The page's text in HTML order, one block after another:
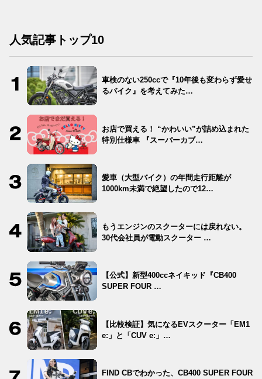
人気記事トップ10
車検のない250ccで『10年後も変わらず愛せ
るバイク』を考えてみた…
お店で買える！ “かわいい”が詰め込まれた
特別仕様車 『スーパーカブ…
愛車（大型バイク）の年間走行距離が
1000km未満で絶望したので12…
もうエンジンのスクーターには戻れない。
30代会社員が電動スクーター …
【公式】新型400ccネイキッド『CB400
SUPER FOUR …
【比較検証】気になるEVスクーター「EM1
e:」と「CUV e:」…
FIND CBでわかった、CB400 SUPER FOUR